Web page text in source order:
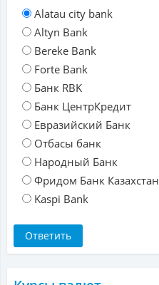
Alatau city bank
Altyn Bank
Bereke Bank
Forte Bank
Банк RBK
Банк ЦентрКредит
Евразийский Банк
Отбасы банк
Народный Банк
Фридом Банк Казахстан
Kaspi Bank